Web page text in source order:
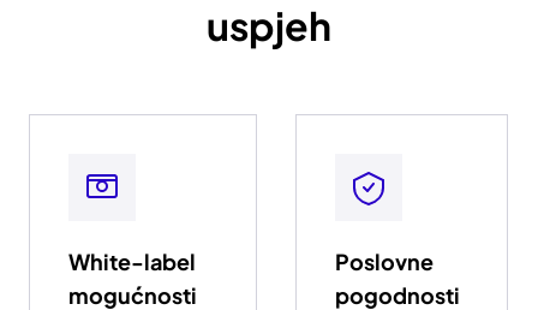
uspjeh
White-label
mogućnosti
Poslovne
pogodnosti